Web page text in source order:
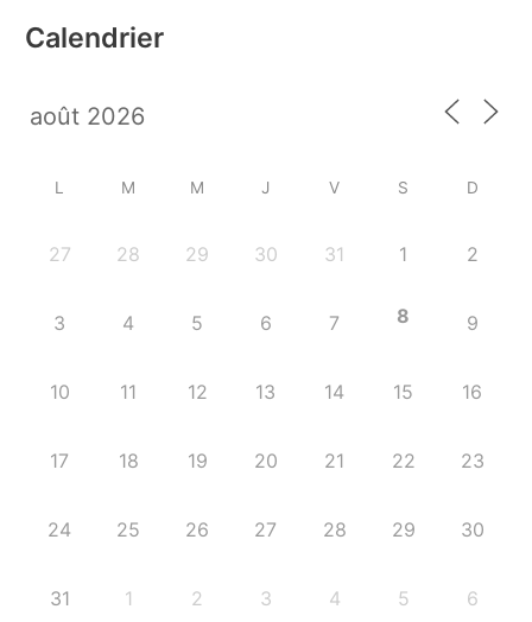
Calendrier
L M M J V S D
27 28 29 30 31 1 2
3 4 5 6 7 8 9
10 11 12 13 14 15 16
17 18 19 20 21 22 23
24 25 26 27 28 29 30
31 1 2 3 4 5 6